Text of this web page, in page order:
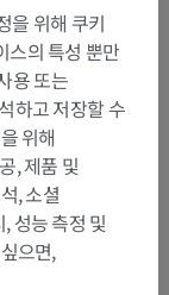
정맥>
을 위해 쿠키
스의 특성 뿐만
용 또는
하고 저장할 수
위해
, 제품 및
, 소셜
성능 측정 및
으면,